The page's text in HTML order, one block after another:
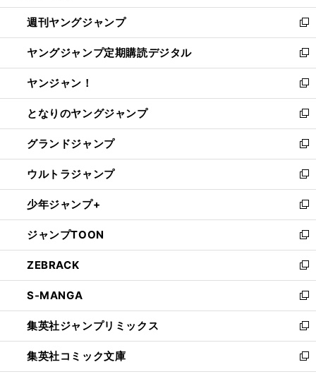
開
く
ウ
で
開
く
ン
ド
ウ
で
開
く
ウ
ィ
ン
ド
ウ
で
開
く
週刊ヤングジャンプ
新
し
い
ウ
ィ
ン
ド
ウ
で
開
く
ヤングジャンプ定期購読デジタル
新
し
い
ウ
ィ
ン
ド
ウ
で
開
く
ヤンジャン！
新
し
い
ウ
ィ
ン
ド
ウ
で
開
く
となりのヤングジャンプ
新
し
い
ウ
ィ
ン
ド
ウ
で
開
く
グランドジャンプ
新
し
い
ウ
ィ
ン
ド
ウ
で
開
く
ウルトラジャンプ
新
し
い
ウ
ィ
ン
ド
ウ
で
開
く
少年ジャンプ+
新
し
い
ウ
ィ
ン
ド
ウ
で
開
く
ジャンプTOON
新
し
い
ウ
ィ
ン
ド
ウ
で
開
ZEBRACK
新
し
い
ウ
ィ
ン
ド
S-MANGA
新
し
い
ウ
ィ
集英社ジャンプリミックス
新
し
い
集英社コミック文庫
新